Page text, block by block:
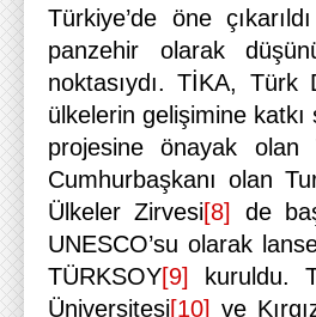
Türkiye’de öne
panzehir olarak
noktasıydı. TİKA, Türk
ülkelerin gelişimine
projesine önayak olan
Cumhurbaşkanı olan
Ülkeler Zirvesi[8]
de
UNESCO’su olarak
TÜRKSOY[9]
kuruldu.
Üniversitesi[10] ve